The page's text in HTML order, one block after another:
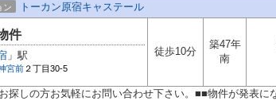
ン トーカン原宿キャステール
件
」駅
宮前 ２丁目30-5
徒歩10分
築47年
南
探しの方お気軽にお問い合わせ下さい。■■物件が発表に